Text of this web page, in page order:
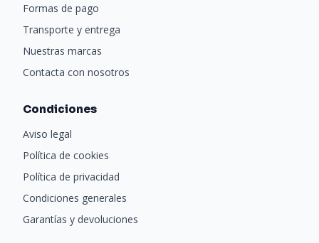
Formas de pago
Transporte y entrega
Nuestras marcas
Contacta con nosotros
Condiciones
Aviso legal
Política de cookies
Política de privacidad
Condiciones generales
Garantías y devoluciones